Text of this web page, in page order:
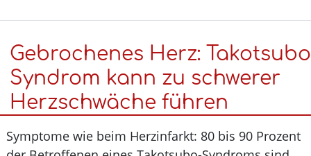
gegen
Karies
bei
Kindern?
allem
Gebrochenes Herz:
Syndrom kann zu schwerer
Herzschwäche führen
Symptome wie beim Herzinfarkt: 80 bis 90 Prozent